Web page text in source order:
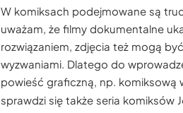
W komiksach podejmowane są
uważam, że filmy dokumentalne
rozwiązaniem, zdjęcia też mogą
wyzwaniami. Dlatego do
powieść graficzną, np. komiksową
sprawdzi się także seria komiksów